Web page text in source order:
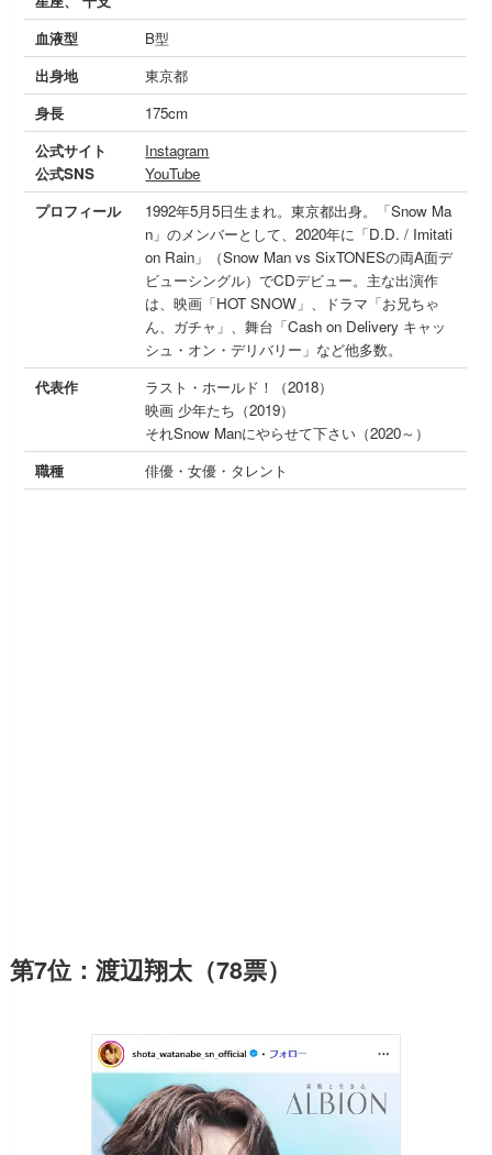
血液型
B型
出身地
東京都
身長
175cm
公式サイト
公式SNS
Instagram
YouTube
プロフィール
1992年5月5日生まれ。東京都出身。「Snow Ma
n」のメンバーとして、2020年に「D.D. / Imitati
on Rain」（Snow Man vs SixTONESの両A面デ
ビューシングル）でCDデビュー。主な出演作
は、映画「HOT SNOW」、ドラマ「お兄ちゃ
ん、ガチャ」、舞台「Cash on Delivery キャッ
シュ・オン・デリバリー」など他多数。
代表作
ラスト・ホールド！（2018）
映画 少年たち（2019）
それSnow Manにやらせて下さい（2020～）
職種
俳優・女優・タレント
第7位：渡辺翔太（78票）